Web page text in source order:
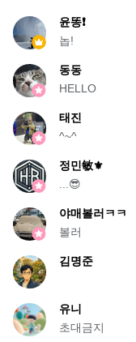
윤똥❗️
놉!
동동
HELLO
태진
^~^
정민敏⚜️
...😎
야매볼러ㅋㅋ
볼러
김명준
유니
초대금지